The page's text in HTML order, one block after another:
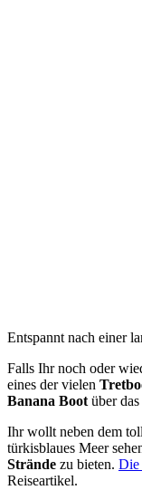
Entspannt nach einer
Falls Ihr noch oder
eines der vielen
Banana Boot über
Ihr wollt neben dem
türkisblaues Meer
Strände zu bieten. Die
Reiseartikel.